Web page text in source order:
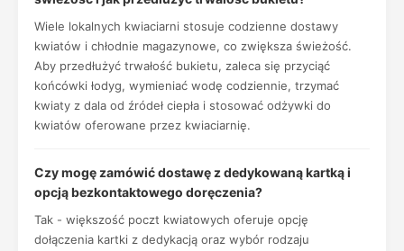
Wiele lokalnych kwiaciarni stosuje codzienne dostawy
kwiatów i chłodnie magazynowe, co zwiększa świeżość.
Aby przedłużyć trwałość bukietu, zaleca się przyciąć
końcówki łodyg, wymieniać wodę codziennie, trzymać
kwiaty z dala od źródeł ciepła i stosować odżywki do
kwiatów oferowane przez kwiaciarnię.
Czy mogę zamówić dostawę z dedykowaną kartką i
opcją bezkontaktowego doręczenia?
Tak - większość poczt kwiatowych oferuje opcję
dołączenia kartki z dedykacją oraz wybór rodzaju